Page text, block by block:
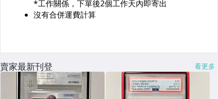
賣家最新刊登 看更多